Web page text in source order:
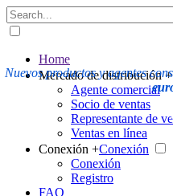
Nuevos productos y agentes
Home
Mercado de distribución +
Agente comercial
Socio de ventas
Representante de
Ventas en línea
Conexión +Conexión
Conexión
Registro
FAQ